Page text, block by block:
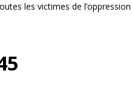
les victimes de